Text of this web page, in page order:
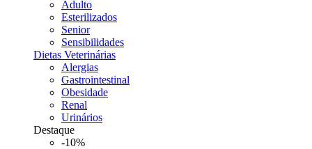
Adulto
Esterilizados
Senior
Sensibilidades
Dietas Veterinárias
Alergias
Gastrointestinal
Obesidade
Renal
Urinários
Destaque
-10%